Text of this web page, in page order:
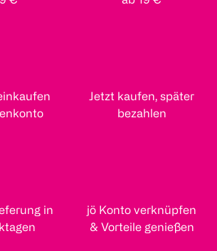
Jetzt kaufen, später
bezahlen
in
jö Konto verknüpfen
& Vorteile genießen